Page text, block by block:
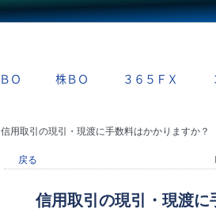
ＢＯ 株ＢＯ ３６５ＦＸ
信用取引の現引・現渡に手数料はかかりますか？
戻る
信用取引の現引・現渡に